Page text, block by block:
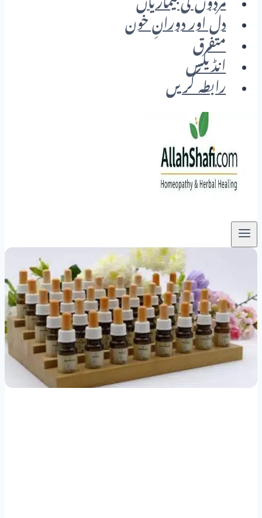
مردوں کی بیماریاں
دل اور دورانِ خون
متفرق
انڈیکس
رابطہ کریں